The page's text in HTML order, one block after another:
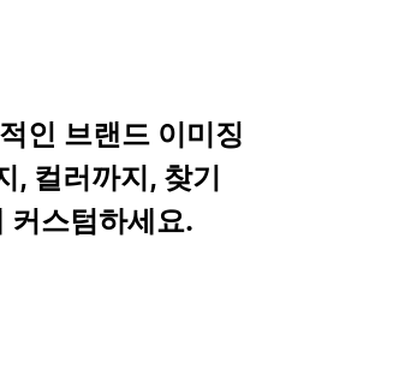
인 브랜드 이미징
컬러까지, 찾기
커스텀하세요.